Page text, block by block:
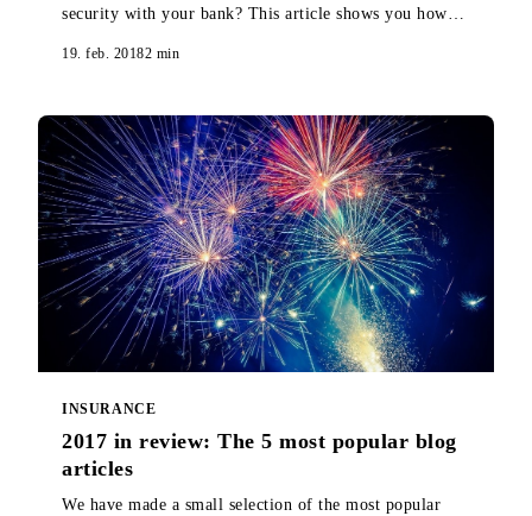
security with your bank? This article shows you how
19. feb. 20182 min
INSURANCE
2017 in review: The 5 most popular blog
articles
We have made a small selection of the most popular